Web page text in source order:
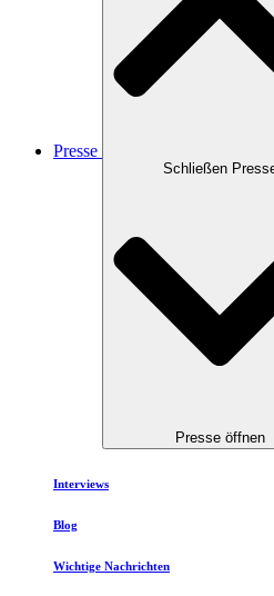
Presse
Schließen
Presse öffnen
Interviews
Blog
Wichtige Nachrichten